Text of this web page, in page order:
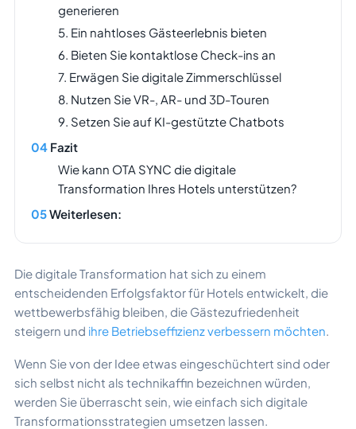
generieren
5. Ein nahtloses Gästeerlebnis bieten
6. Bieten Sie kontaktlose Check-ins an
7. Erwägen Sie digitale Zimmerschlüssel
8. Nutzen Sie VR-, AR- und 3D-Touren
9. Setzen Sie auf KI-gestützte Chatbots
Fazit
Wie kann OTA SYNC die digitale
Transformation Ihres Hotels unterstützen?
Weiterlesen:
Die digitale Transformation hat sich zu einem
entscheidenden Erfolgsfaktor für Hotels entwickelt, die
wettbewerbsfähig bleiben, die Gästezufriedenheit
steigern und ihre Betriebseffizienz verbessern möchten.
Wenn Sie von der Idee etwas eingeschüchtert sind oder
sich selbst nicht als technikaffin bezeichnen würden,
werden Sie überrascht sein, wie einfach sich digitale
Transformationsstrategien umsetzen lassen.